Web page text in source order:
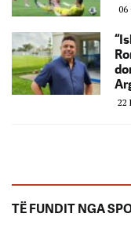
06
22
TË FUNDIT NGA